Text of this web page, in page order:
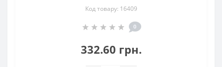
Код товару: 16409
0
332.60 грн.